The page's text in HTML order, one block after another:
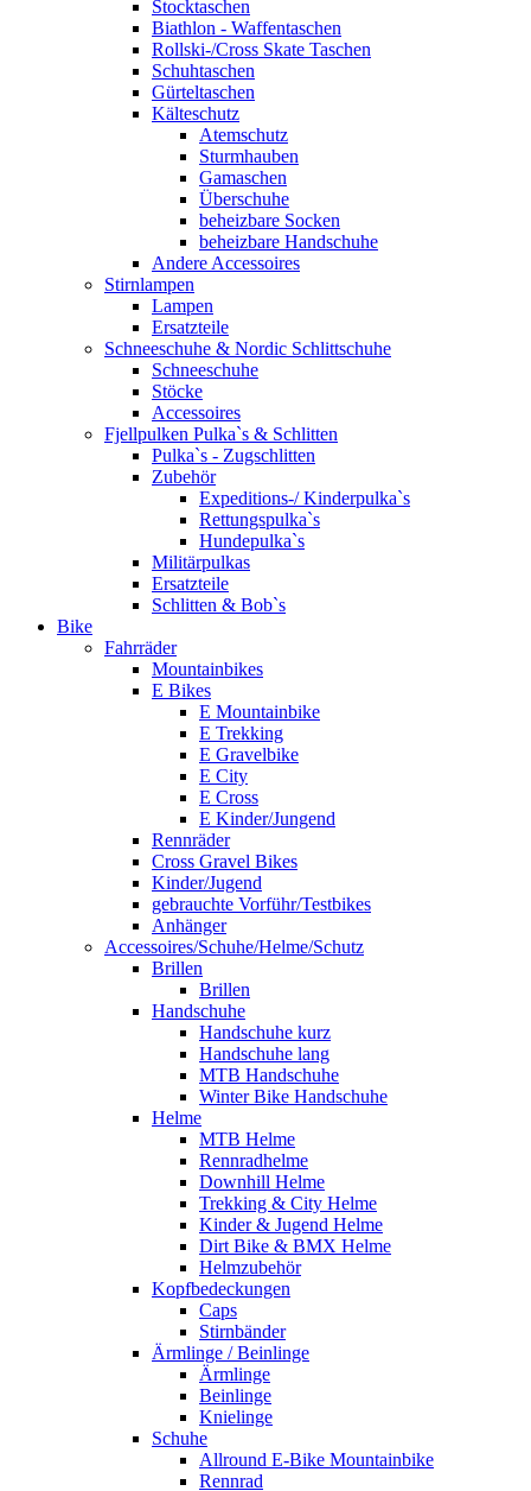
Stocktaschen
Biathlon - Waffentaschen
Rollski-/Cross Skate Taschen
Schuhtaschen
Gürteltaschen
Kälteschutz
Atemschutz
Sturmhauben
Gamaschen
Überschuhe
beheizbare Socken
beheizbare Handschuhe
Andere Accessoires
Stirnlampen
Lampen
Ersatzteile
Schneeschuhe & Nordic Schlittschuhe
Schneeschuhe
Stöcke
Accessoires
Fjellpulken Pulka`s & Schlitten
Pulka`s - Zugschlitten
Zubehör
Expeditions-/ Kinderpulka`s
Rettungspulka`s
Hundepulka`s
Militärpulkas
Ersatzteile
Schlitten & Bob`s
Bike
Fahrräder
Mountainbikes
E Bikes
E Mountainbike
E Trekking
E Gravelbike
E City
E Cross
E Kinder/Jungend
Rennräder
Cross Gravel Bikes
Kinder/Jugend
gebrauchte Vorführ/Testbikes
Anhänger
Accessoires/Schuhe/Helme/Schutz
Brillen
Brillen
Handschuhe
Handschuhe kurz
Handschuhe lang
MTB Handschuhe
Winter Bike Handschuhe
Helme
MTB Helme
Rennradhelme
Downhill Helme
Trekking & City Helme
Kinder & Jugend Helme
Dirt Bike & BMX Helme
Helmzubehör
Kopfbedeckungen
Caps
Stirnbänder
Ärmlinge / Beinlinge
Ärmlinge
Beinlinge
Knielinge
Schuhe
Allround E-Bike Mountainbike
Rennrad